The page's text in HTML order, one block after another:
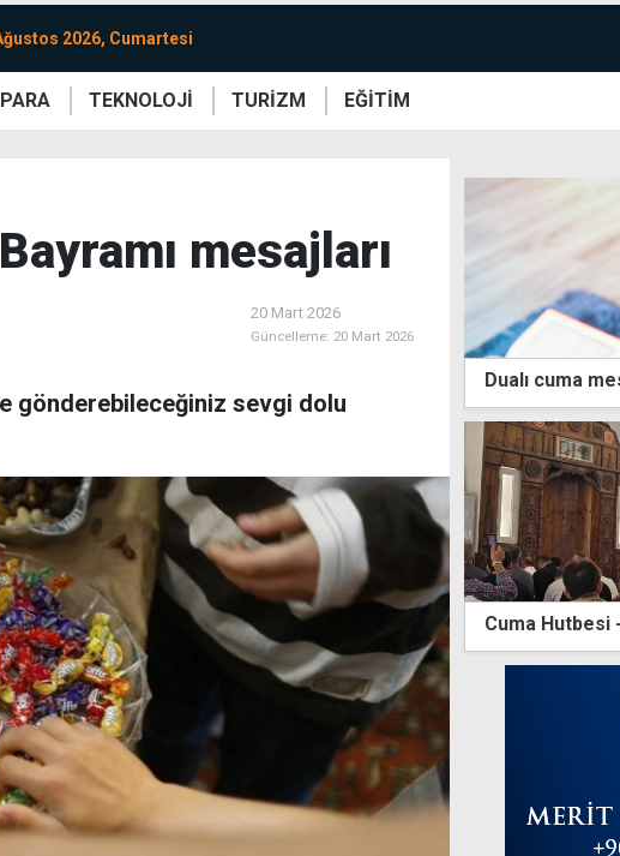
2026, Cumartesi
PARA TEKNOLOJİ TURİZM EĞİTİM
mesajları
20 Mart 2026
Güncelleme: 20 Mart 2026
gönderebileceğiniz sevgi dolu
Dualı cuma
Cuma Hutbesi